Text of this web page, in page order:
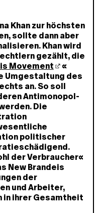
Khan zur höchsten
sollte dann aber
Khan wird
gezählt, die
Movement
«
Umgestaltung des
an. So soll
Antimonopol-
Die
politischer
der Verbraucher«
New Brandeis
der
und Arbeiter,
in ihrer Gesamtheit